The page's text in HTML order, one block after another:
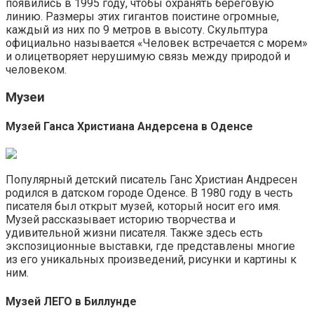
появились в 1995 году, чтобы охранять береговую
линию. Размеры этих гигантов поистине огромные,
каждый из них по 9 метров в высоту. Скульптура
официально называется «Человек встречается с морем»
и олицетворяет нерушимую связь между природой и
человеком.
Музеи
Музей Ганса Христиана Андерсена в Оденсе
Популярный детский писатель Ганс Христиан Андресен
родился в датском городе Оденсе. В 1980 году в честь
писателя был открыт музей, который носит его имя.
Музей рассказывает историю творчества и
удивительной жизни писателя. Также здесь есть
экспозиционные выставки, где представлены многие
из его уникальных произведений, рисунки и картины к
ним.
Музей ЛЕГО в Биллунде